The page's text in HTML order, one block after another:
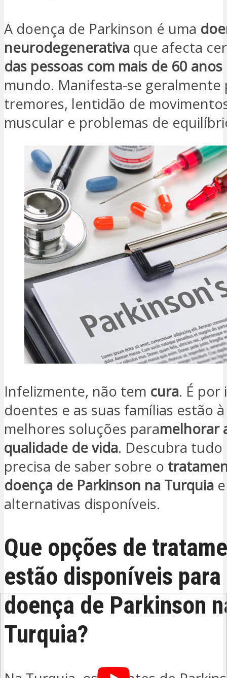
A doença de Parkinson é uma
neurodegenerativa que afecta
das pessoas com mais de 60 anos
mundo. Manifesta-se geralmente
tremores, lentidão de
muscular e problemas de
Infelizmente, não tem cura. É por
doentes e as suas famílias estão
melhores soluções paramelhorar
qualidade de vida. Descubra tudo
precisa de saber sobre o
doença de Parkinson na Turquia
alternativas disponíveis.
Que opções de
estão disponíveis para
doença de Parkinson
Turquia?